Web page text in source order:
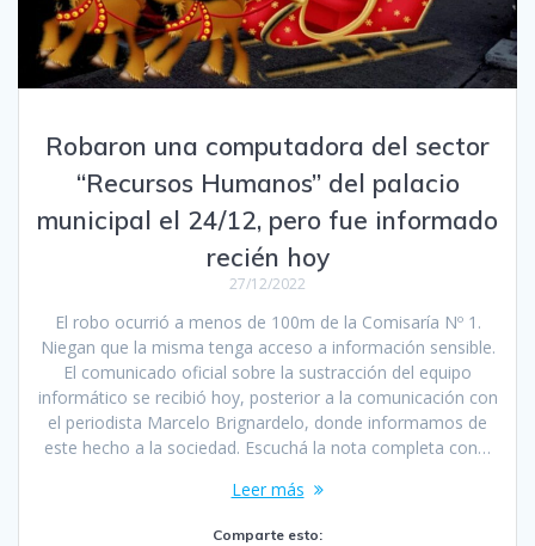
Robaron una computadora del sector
“Recursos Humanos” del palacio
municipal el 24/12, pero fue informado
recién hoy
27/12/2022
El robo ocurrió a menos de 100m de la Comisaría Nº 1.
Niegan que la misma tenga acceso a información sensible.
El comunicado oficial sobre la sustracción del equipo
informático se recibió hoy, posterior a la comunicación con
el periodista Marcelo Brignardelo, donde informamos de
este hecho a la sociedad. Escuchá la nota completa con…
Leer más
Comparte esto: